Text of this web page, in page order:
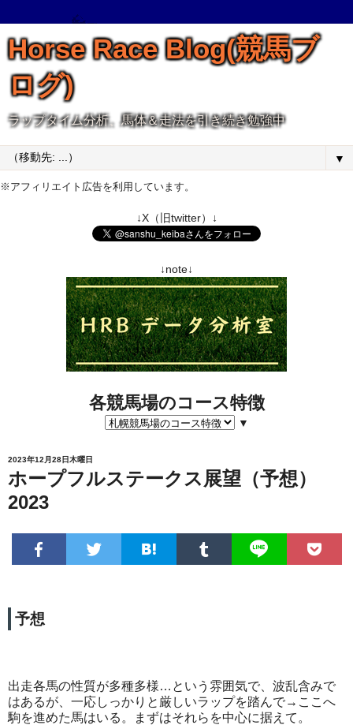
Horse Race Blog(競馬ブ
ログ)
ラップタイム分析、馬体＆走法を引き続き勉強中
▼
※アフィリエイト広告を利用しています。
↓X（旧twitter）↓
↓note↓
各競馬場のコース特徴
▼
2023年12月28日木曜日
ホープフルステークス展望（予想）
2023
予想
出走各馬の性質が多種多様…という雰囲気で、波乱含みで
はあるが、一応しっかりと厳しいラップを踏んで→ここへ
駒を進めた馬はいる。まずはそれらを中心に据えて。